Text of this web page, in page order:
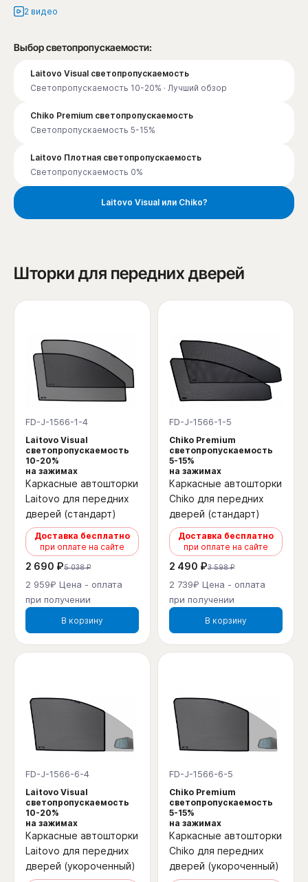
2 видео
Выбор светопропускаемости:
Laitovo Visual светопропускаемость
Светопропускаемость 10-20% · Лучший обзор
Chiko Premium светопропускаемость
Светопропускаемость 5-15%
Laitovo Плотная светопропускаемость
Светопропускаемость 0%
Laitovo Visual или Chiko?
Шторки для передних дверей
FD-J-1566-1-4
Laitovo Visual
светопропускаемость
10-20%
на зажимах
Каркасные автошторки
Laitovo для передних
дверей (стандарт)
Доставка бесплатно
при оплате на сайте
2 690 ₽5 038 ₽
2 959₽ Цена - оплата
при получении
В корзину
FD-J-1566-1-5
Chiko Premium
светопропускаемость
5-15%
на зажимах
Каркасные автошторки
Chiko для передних
дверей (стандарт)
Доставка бесплатно
при оплате на сайте
2 490 ₽3 598 ₽
2 739₽ Цена - оплата
при получении
В корзину
FD-J-1566-6-4
Laitovo Visual
светопропускаемость
10-20%
на зажимах
Каркасные автошторки
Laitovo для передних
дверей (укороченный)
FD-J-1566-6-5
Chiko Premium
светопропускаемость
5-15%
на зажимах
Каркасные автошторки
Chiko для передних
дверей (укороченный)